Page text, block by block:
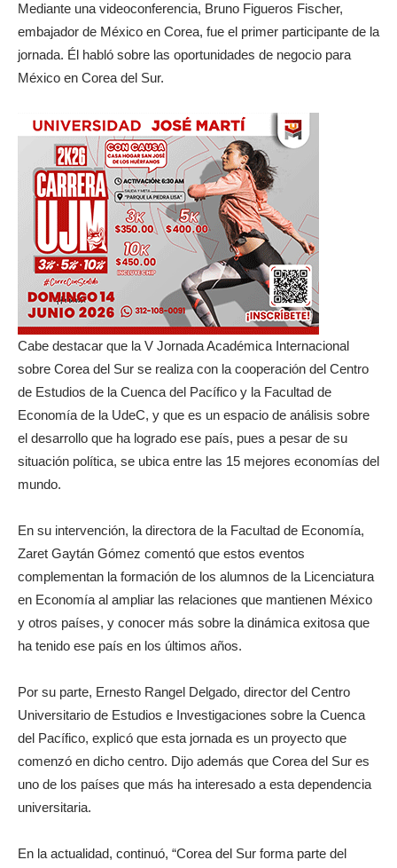
Mediante una videoconferencia, Bruno Figueros Fischer,
embajador de México en Corea, fue el primer participante de la
jornada. Él habló sobre las oportunidades de negocio para
México en Corea del Sur.
Cabe destacar que la V Jornada Académica Internacional
sobre Corea del Sur se realiza con la cooperación del Centro
de Estudios de la Cuenca del Pacífico y la Facultad de
Economía de la UdeC, y que es un espacio de análisis sobre
el desarrollo que ha logrado ese país, pues a pesar de su
situación política, se ubica entre las 15 mejores economías del
mundo.
En su intervención, la directora de la Facultad de Economía,
Zaret Gaytán Gómez comentó que estos eventos
complementan la formación de los alumnos de la Licenciatura
en Economía al ampliar las relaciones que mantienen México
y otros países, y conocer más sobre la dinámica exitosa que
ha tenido ese país en los últimos años.
Por su parte, Ernesto Rangel Delgado, director del Centro
Universitario de Estudios e Investigaciones sobre la Cuenca
del Pacífico, explicó que esta jornada es un proyecto que
comenzó en dicho centro. Dijo además que Corea del Sur es
uno de los países que más ha interesado a esta dependencia
universitaria.
En la actualidad, continuó, “Corea del Sur forma parte del